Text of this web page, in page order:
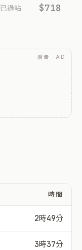
已過站 $718
廣告 · AD
時間
2時49分
3時37分